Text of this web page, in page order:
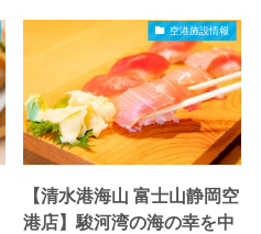
空港施設情報
【清水港海山 富士山静岡空
港店】駿河湾の海の幸を中